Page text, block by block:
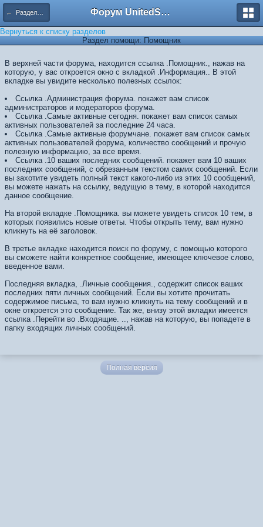
← Разделы помощи Форум UnitedSouth
Вернуться к списку разделов
Раздел помощи: Помощник
В верхней части форума, находится ссылка .Помощник., нажав на
которую, у вас откроется окно с вкладкой .Информация.. В этой
вкладке вы увидите несколько полезных ссылок:
Ссылка .Администрация форума. покажет вам список
администраторов и модераторов форума.
Ссылка .Самые активные сегодня. покажет вам список самых
активных пользователей за последние 24 часа.
Ссылка .Самые активные форумчане. покажет вам список самых
активных пользователей форума, количество сообщений и прочую
полезную информацию, за все время.
Ссылка .10 ваших последних сообщений. покажет вам 10 ваших
последних сообщений, с обрезанным текстом самих сообщений. Если
вы захотите увидеть полный текст какого-либо из этих 10 сообщений,
вы можете нажать на ссылку, ведущую в тему, в которой находится
данное сообщение.
На второй вкладке .Помощника. вы можете увидеть список 10 тем, в
которых появились новые ответы. Чтобы открыть тему, вам нужно
кликнуть на её заголовок.
В третье вкладке находится поиск по форуму, с помощью которого
вы сможете найти конкретное сообщение, имеющее ключевое слово,
введенное вами.
Последняя вкладка, .Личные сообщения., содержит список ваших
последних пяти личных сообщений. Если вы хотите прочитать
содержимое письма, то вам нужно кликнуть на тему сообщений и в
окне откроется это сообщение. Так же, внизу этой вкладки имеется
ссылка .Перейти во .Входящие. .., нажав на которую, вы попадете в
папку входящих личных сообщений.
Полная версия